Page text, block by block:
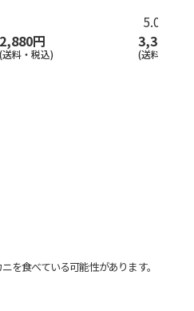
2,880円
(送料・税込)
5.0
3,300円
(送料・税込)
食べている可能性があります。